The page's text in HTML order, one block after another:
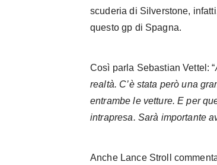
scuderia di Silverstone,
questo gp di Spagna.
Così parla Sebastian Vettel: “
realtà. C’è stata però una
entrambe le vetture. E per
intrapresa. Sarà importante
Anche Lance Stroll